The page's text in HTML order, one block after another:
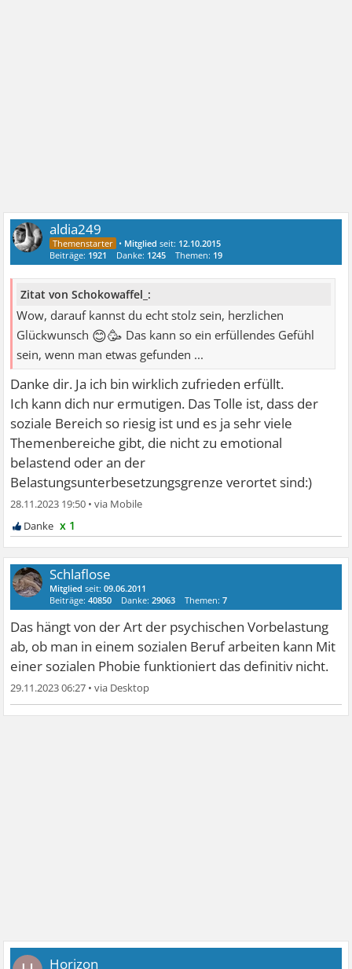
aldia249
• Mitglied seit: 12.10.2015
Beiträge: 1921 Danke: 1245 Themen: 19
Zitat von Schokowaffel_:
Wow, darauf kannst du echt stolz sein, herzlichen
Glückwunsch 😊🥳 Das kann so ein erfüllendes Gefühl
sein, wenn man etwas gefunden ...
Danke dir. Ja ich bin wirklich zufrieden erfüllt.
Ich kann dich nur ermutigen. Das Tolle ist, dass der
soziale Bereich so riesig ist und es ja sehr viele
Themenbereiche gibt, die nicht zu emotional
belastend oder an der
Belastungsunterbesetzungsgrenze verortet sind:)
28.11.2023 19:50 •
x 1
Schlaflose
Mitglied seit:09.06.2011
Beiträge:40850 Danke:29063 Themen:7
Das hängt von der Art der psychischen Vorbelastung
ab, ob man in einem sozialen Beruf arbeiten kann Mit
einer sozialen Phobie funktioniert das definitiv nicht.
29.11.2023 06:27 •
Horizon